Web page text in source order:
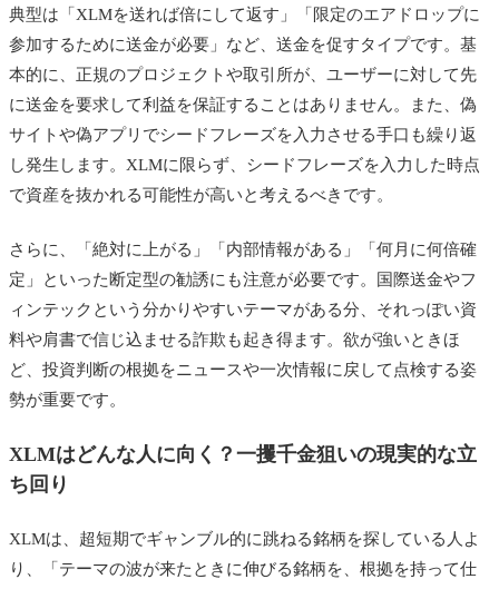
典型は「XLMを送れば倍にして返す」「限定のエアドロップに
参加するために送金が必要」など、送金を促すタイプです。基
本的に、正規のプロジェクトや取引所が、ユーザーに対して先
に送金を要求して利益を保証することはありません。また、偽
サイトや偽アプリでシードフレーズを入力させる手口も繰り返
し発生します。XLMに限らず、シードフレーズを入力した時点
で資産を抜かれる可能性が高いと考えるべきです。
さらに、「絶対に上がる」「内部情報がある」「何月に何倍確
定」といった断定型の勧誘にも注意が必要です。国際送金やフ
ィンテックという分かりやすいテーマがある分、それっぽい資
料や肩書で信じ込ませる詐欺も起き得ます。欲が強いときほ
ど、投資判断の根拠をニュースや一次情報に戻して点検する姿
勢が重要です。
XLMはどんな人に向く？一攫千金狙いの現実的な立
ち回り
XLMは、超短期でギャンブル的に跳ねる銘柄を探している人よ
り、「テーマの波が来たときに伸びる銘柄を、根拠を持って仕